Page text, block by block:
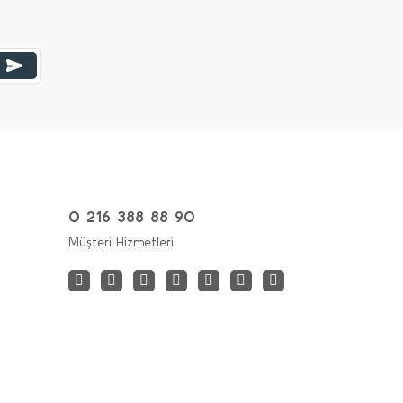
0 216 388 88 90
Müşteri Hizmetleri